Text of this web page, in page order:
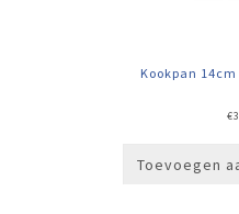
Kookpan
€
Toevoegen